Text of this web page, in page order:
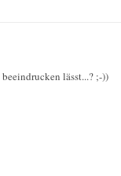
lässt...? ;-))